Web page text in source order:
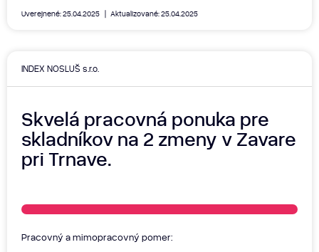
Uverejnené: 25.04.2025 Aktualizované: 25.04.2025
INDEX NOSLUŠ s.r.o.
Skvelá pracovná ponuka pre
skladníkov na 2 zmeny v Zavare
pri Trnave.
Pracovný a mimopracovný pomer: